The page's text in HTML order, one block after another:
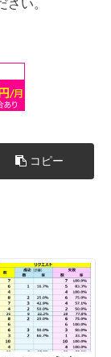
さい。
コピー